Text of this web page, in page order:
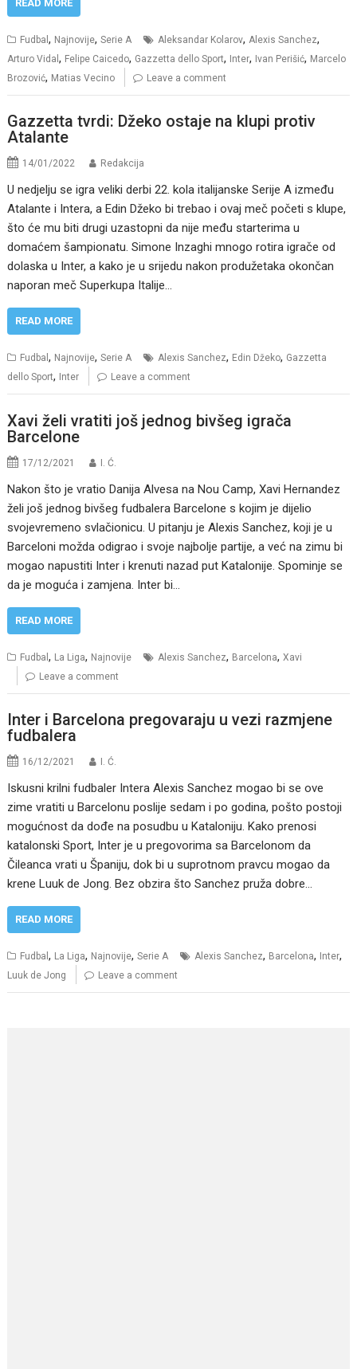
READ MORE
Fudbal, Najnovije,Serie A Aleksandar Kolarov,Alexis Sanchez,
Arturo Vidal, Felipe Caicedo, Gazzetta dello Sport, Inter, Ivan Perišić, Marcelo
Brozović, Matias Vecino Leave a comment
Gazzetta tvrdi: Džeko ostaje na klupi protiv
Atalante
14/01/2022 Redakcija
U nedjelju se igra veliki derbi 22. kola italijanske Serije A između
Atalante i Intera, a Edin Džeko bi trebao i ovaj meč početi s klupe,
što će mu biti drugi uzastopni da nije među starterima u
domaćem šampionatu. Simone Inzaghi mnogo rotira igrače od
dolaska u Inter, a kako je u srijedu nakon produžetaka okončan
naporan meč Superkupa Italije…
READ MORE
Fudbal, Najnovije,Serie A Alexis Sanchez, Edin Džeko, Gazzetta
dello Sport, Inter Leave a comment
Xavi želi vratiti još jednog bivšeg igrača
Barcelone
17/12/2021 I. Ć.
Nakon što je vratio Danija Alvesa na Nou Camp, Xavi Hernandez
želi još jednog bivšeg fudbalera Barcelone s kojim je dijelio
svojevremeno svlačionicu. U pitanju je Alexis Sanchez, koji je u
Barceloni možda odigrao i svoje najbolje partije, a već na zimu bi
mogao napustiti Inter i krenuti nazad put Katalonije. Spominje se
da je moguća i zamjena. Inter bi…
READ MORE
Fudbal, La Liga, Najnovije Alexis Sanchez, Barcelona,Xavi
Leave a comment
Inter i Barcelona pregovaraju u vezi razmjene
fudbalera
16/12/2021 I. Ć.
Iskusni krilni fudbaler Intera Alexis Sanchez mogao bi se ove
zime vratiti u Barcelonu poslije sedam i po godina, pošto postoji
mogućnost da dođe na posudbu u Kataloniju. Kako prenosi
katalonski Sport, Inter je u pregovorima sa Barcelonom da
Čileanca vrati u Španiju, dok bi u suprotnom pravcu mogao da
krene Luuk de Jong. Bez obzira što Sanchez pruža dobre…
READ MORE
Fudbal, La Liga, Najnovije,Serie A Alexis Sanchez, Barcelona, Inter,
Luuk de Jong Leave a comment